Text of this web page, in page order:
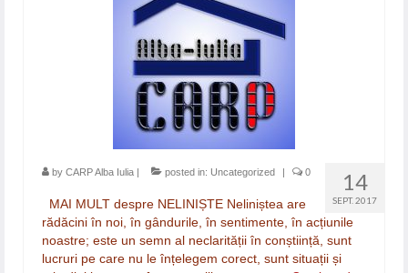
14
SEPT. 2017
by CARP Alba Iulia posted in: Uncategorized 0
MAI MULT despre NELINIȘTE Neliniștea are
rădăcini în noi, în gândurile, în sentimente, în acțiunile
noastre; este un semn al neclarității în conștiință, sunt
lucruri pe care nu le înțelegem corect, sunt situații și